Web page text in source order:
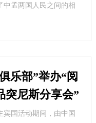
中孟两国人民之间的相
乐部”举办“阅
尼斯分享会”
宾国活动期间，由中国